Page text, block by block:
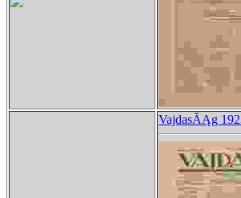
VajdasĂĄg